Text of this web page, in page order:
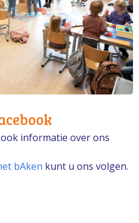
informatie over ons
bAken kunt u ons volgen.